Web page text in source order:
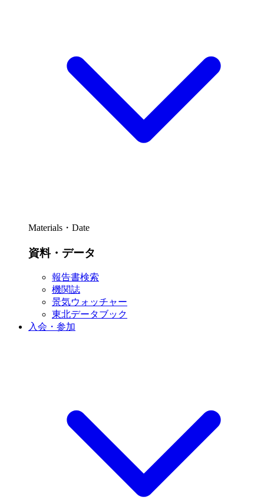
Materials・Date
資料・データ
報告書検索
機関誌
景気ウォッチャー
東北データブック
入会・参加